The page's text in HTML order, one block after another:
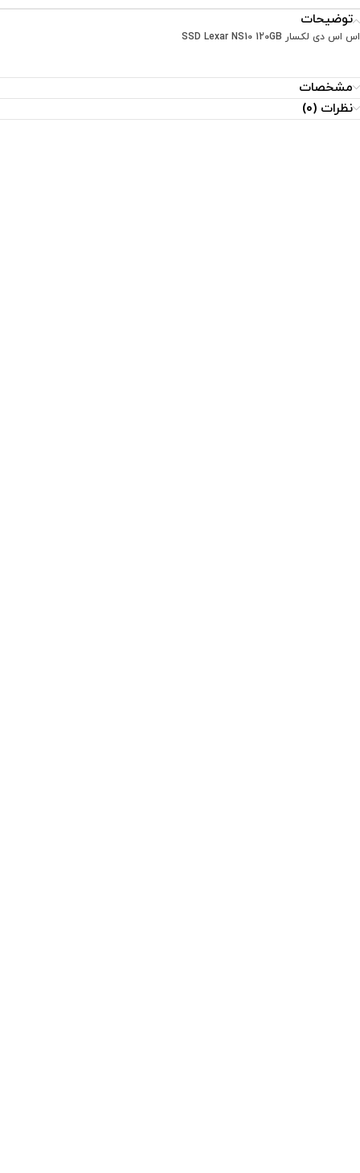
توضیحات
اس اس دی لکسار SSD Lexar NS10 120GB
مشخصات
نظرات (0)